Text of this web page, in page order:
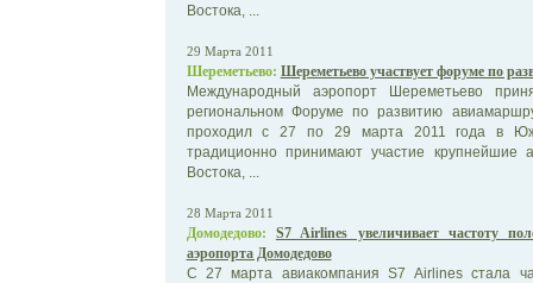
Востока, ...
29 Марта 2011
Шереметьево: Шереметьево участвует форуме по
Международный аэропорт Шереметьево
региональном Форуме по развитию
проходил с 27 по 29 марта 2011 года в
традиционно принимают участие крупнейшие
Востока, ...
28 Марта 2011
Домодедово:
S7 Airlines увеличивает частоту
аэропорта Домодедово
C 27 марта авиакомпания S7 Airlines стала